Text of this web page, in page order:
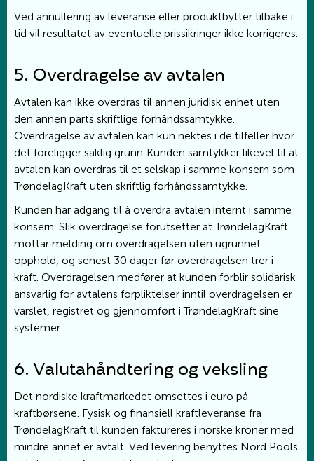
Ved annullering av leveranse eller produktbytter tilbake i
tid vil resultatet av eventuelle prissikringer ikke korrigeres.
5. Overdragelse av avtalen
Avtalen kan ikke overdras til annen juridisk enhet uten
den annen parts skriftlige forhåndssamtykke.
Overdragelse av avtalen kan kun nektes i de tilfeller hvor
det foreligger saklig grunn. Kunden samtykker likevel til at
avtalen kan overdras til et selskap i samme konsern som
TrøndelagKraft uten skriftlig forhåndssamtykke.
Kunden har adgang til å overdra avtalen internt i samme
konsern. Slik overdragelse forutsetter at TrøndelagKraft
mottar melding om overdragelsen uten ugrunnet
opphold, og senest 30 dager før overdragelsen trer i
kraft. Overdragelsen medfører at kunden forblir solidarisk
ansvarlig for avtalens forpliktelser inntil overdragelsen er
varslet, registret og gjennomført i TrøndelagKraft sine
systemer.
6. Valutahåndtering og veksling
Det nordiske kraftmarkedet omsettes i euro på
kraftbørsene. Fysisk og finansiell kraftleveranse fra
TrøndelagKraft til kunden faktureres i norske kroner med
mindre annet er avtalt. Ved levering benyttes Nord Pools